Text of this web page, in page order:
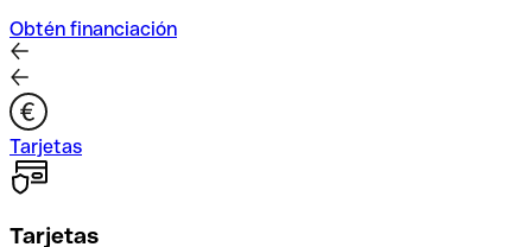
Obtén financiación
Tarjetas
Tarjetas